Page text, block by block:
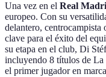
Una vez en el Real
europeo. Con su
delantero, centrocampista
clave para el éxito del
su etapa en el club, Di
incluyendo 8 títulos de La
el primer jugador en